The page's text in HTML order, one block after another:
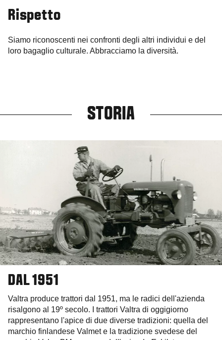
Rispetto
Siamo riconoscenti nei confronti degli altri individui e del
loro bagaglio culturale. Abbracciamo la diversità.
STORIA
DAL 1951
Valtra produce trattori dal 1951, ma le radici dell'azienda
risalgono al 19º secolo. I trattori Valtra di oggigiorno
rappresentano l'apice di due diverse tradizioni: quella del
marchio finlandese Valmet e la tradizione svedese del